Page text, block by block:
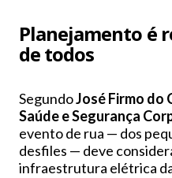
Planejamento é
de todos
SegundoJosé Firmo do
Saúde e Segurança
evento de rua — dos
desfiles — deve
infraestrutura elétrica